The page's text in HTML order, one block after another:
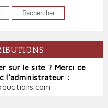
sur le site ? Merci de
l'administrateur :